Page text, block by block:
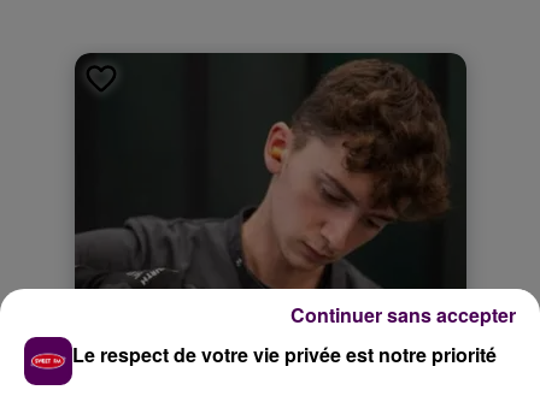
Le respect de votre vie privée est notre priorité
Continuer sans accepter